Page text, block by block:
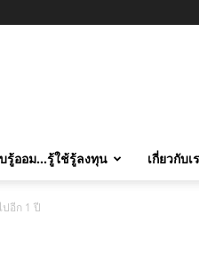
รู้ออม…รู้ใช้รู้ลงทุน เกี่ยวกับเ
ปอีก 1 ปี